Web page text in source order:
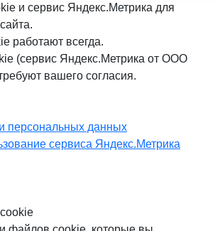
и сервис Яндекс.Метрика для
работают всегда.
(сервис Яндекс.Метрика от ООО
вашего согласия.
персональных данных
сервиса Яндекс.Метрика